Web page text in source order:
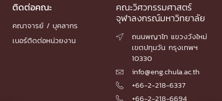
ติดต่อคณะ
คณาจารย์ / บุคลากร
เบอร์ติดต่อหน่วยงาน
คณะวิศวกรรมศาสตร์
จุฬาลงกรณ์มหาวิทยาลัย

ถนนพญาไท แขวงวังใหม่
เขตปทุมวัน กรุงเทพฯ
10330
 info@eng.chula.ac.th
 +66-2-218-6337
 +66-2-218-6694